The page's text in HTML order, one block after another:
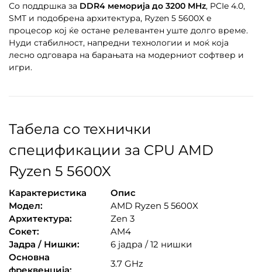
Со поддршка за DDR4 меморија до 3200 MHz, PCIe 4.0,
SMT и подобрена архитектура, Ryzen 5 5600X е
процесор кој ќе остане релевантен уште долго време.
Нуди стабилност, напредни технологии и моќ која
лесно одговара на барањата на модерниот софтвер и
игри.
Табела со технички
спецификации за CPU AMD
Ryzen 5 5600X
Карактеристика
Опис
Модел:
AMD Ryzen 5 5600X
Архитектура:
Zen 3
Сокет:
AM4
Јадра / Нишки:
6 јадра / 12 нишки
Основна
3.7 GHz